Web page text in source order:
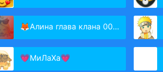
🦊Алина глава клана 001🦊
💗МиЛаХа💗